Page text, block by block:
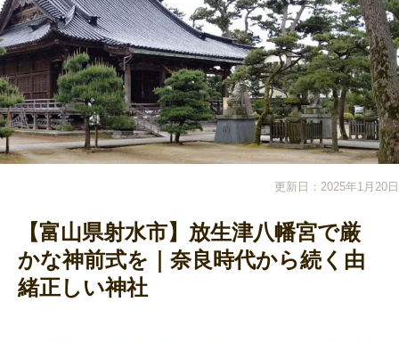
更新日：2025年1月20日
【富山県射水市】放生津八幡宮で厳
かな神前式を｜奈良時代から続く由
緒正しい神社